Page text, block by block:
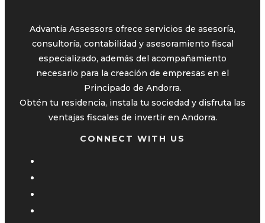
Advantia Assessors ofrece servicios de asesoría,
consultoría, contabilidad y asesoramiento fiscal
especializado, además del acompañamiento
necesario para la creación de empresas en el
Principado de Andorra.
Obtén tu residencia, instala tu sociedad y disfruta las
ventajas fiscales de invertir en Andorra.
CONNECT WITH US